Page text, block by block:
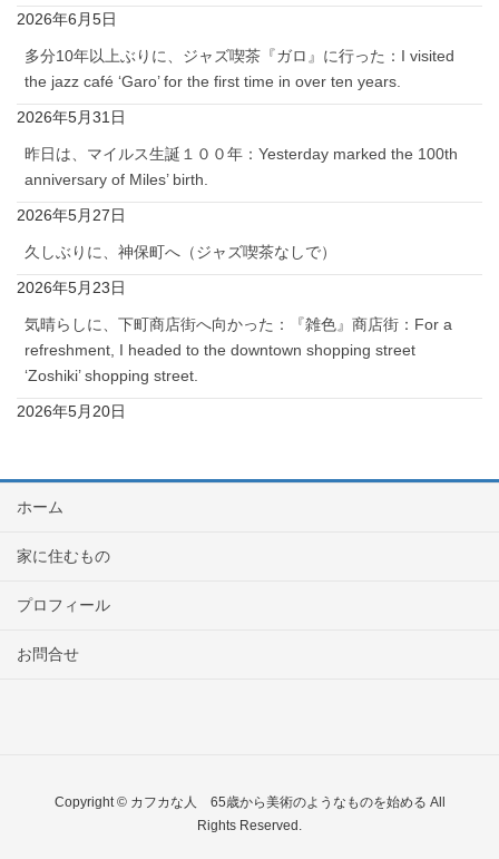
2026年6月5日
多分10年以上ぶりに、ジャズ喫茶『ガロ』に行った：I visited
the jazz café ‘Garo’ for the first time in over ten years.
2026年5月31日
昨日は、マイルス生誕１００年：Yesterday marked the 100th
anniversary of Miles’ birth.
2026年5月27日
久しぶりに、神保町へ（ジャズ喫茶なしで）
2026年5月23日
気晴らしに、下町商店街へ向かった：『雑色』商店街：For a
refreshment, I headed to the downtown shopping street
‘Zoshiki’ shopping street.
2026年5月20日
ホーム
家に住むもの
プロフィール
お問合せ
Copyright © カフカな人 65歳から美術のようなものを始める All
Rights Reserved.